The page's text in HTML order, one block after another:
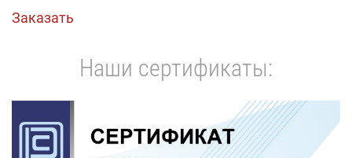
Заказать
Наши сертификаты: